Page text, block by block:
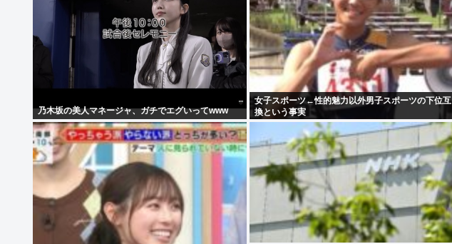
乃木坂の美人マネージャ、ガチでエグいってwww
女子スポーツ←性的魅力以外男子スポーツの下位互
換という事実